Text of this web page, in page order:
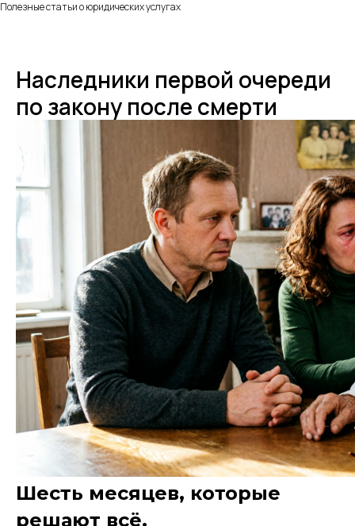
Полезные статьи о юридических услугах
Наследники первой очереди
по закону после смерти
Шесть месяцев, которые
решают всё.